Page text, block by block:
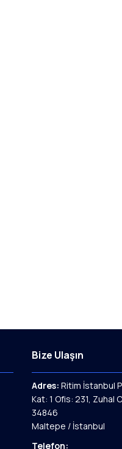
Bize Ulaşın
Adres: Ritim İstanbul
Kat: 1 Ofis: 231, Zuhal
34846
Maltepe / İstanbul
Telefon: